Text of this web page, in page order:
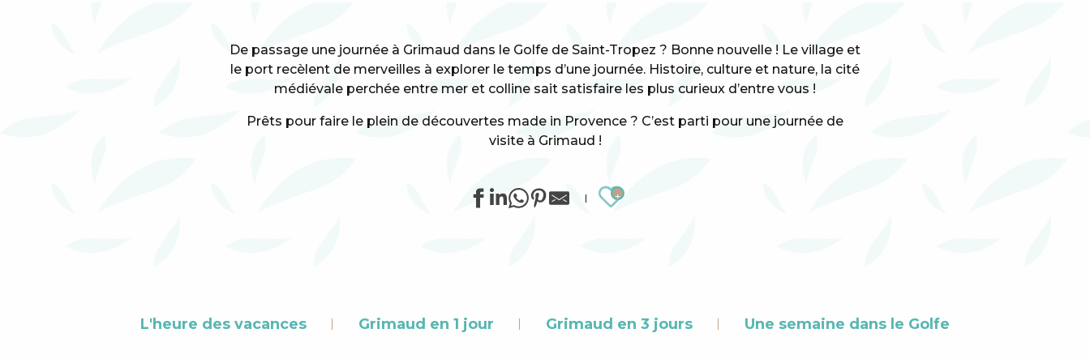
De passage une journée à Grimaud dans le Golfe de Saint-Tropez ? Bonne nouvelle ! Le village et
le port recèlent de merveilles à explorer le temps d’une journée. Histoire, culture et nature, la cité
médiévale perchée entre mer et colline sait satisfaire les plus curieux d’entre vous !
Prêts pour faire le plein de découvertes made in Provence ? C’est parti pour une journée de
visite à Grimaud !
Ajouter aux favoris
L'heure des vacances Grimaud en 1 jour Grimaud en 3 jours Une semaine dans le Golfe